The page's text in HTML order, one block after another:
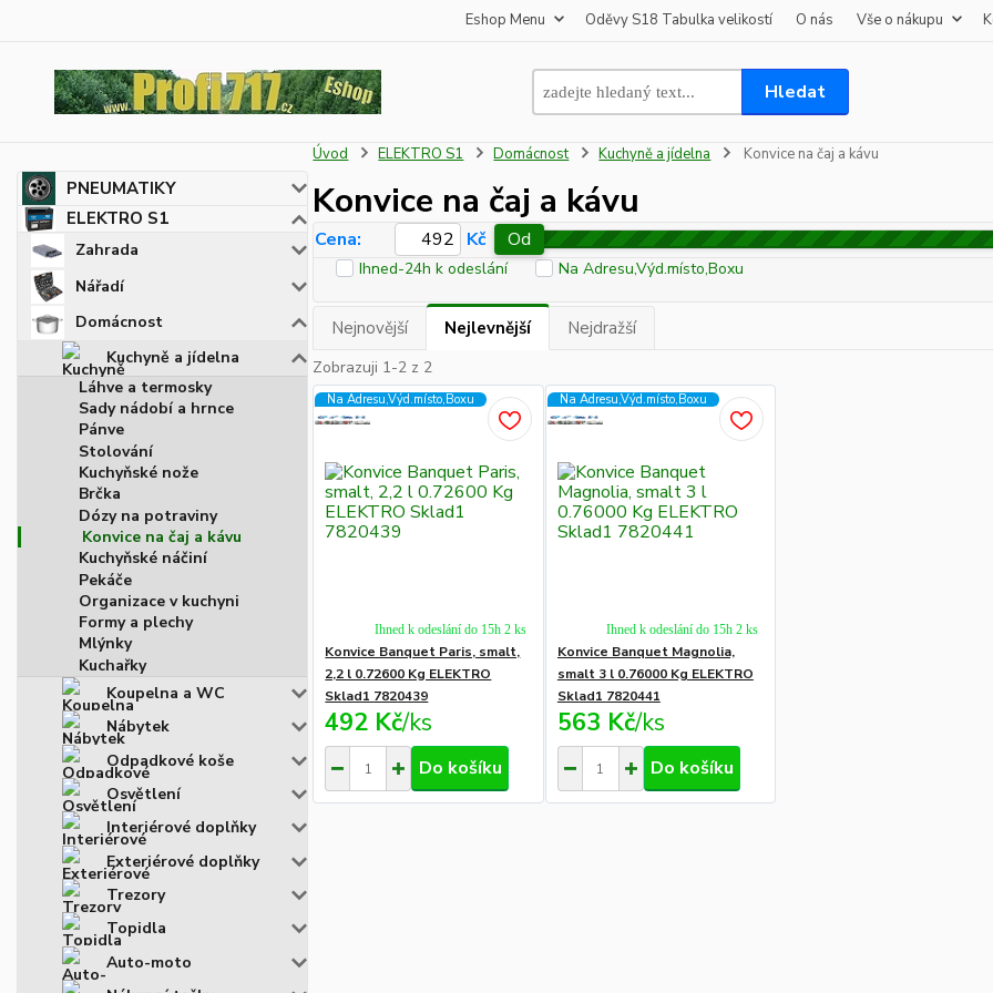
Eshop Menu Oděvy S18 Tabulka velikostí O nás Vše o nákupu
Hledat
PNEUMATIKY
ELEKTRO S1
Zahrada
Nářadí
Domácnost
Kuchyně a jídelna
Láhve a termosky
Sady nádobí a hrnce
Pánve
Stolování
Kuchyňské nože
Brčka
Dózy na potraviny
Konvice na čaj a kávu
Kuchyňské náčiní
Pekáče
Organizace v kuchyni
Formy a plechy
Mlýnky
Kuchařky
Koupelna a WC
Nábytek
Odpadkové koše
Osvětlení
Interiérové doplňky
Exteriérové doplňky
Trezory
Topidla
Auto-moto
Úvod ELEKTRO S1 Domácnost Kuchyně a jídelna Konvice na čaj a kávu
Konvice na čaj a kávu
Cena: Kč Od
Ihned-24h k odeslání Na Adresu,Výd.místo,Boxu
Nejnovější Nejlevnější Nejdražší
Zobrazuji 1-2 z 2
Na Adresu,Výd.místo,Boxu
Konvice Banquet Paris, smalt,
2,2 l 0.72600 Kg ELEKTRO
Sklad1 7820439
492 Kč/ks
Ihned k odeslání do 15h 2 ks
Do košíku
Na Adresu,Výd.místo,Boxu
Konvice Banquet Magnolia,
smalt 3 l 0.76000 Kg ELEKTRO
Sklad1 7820441
563 Kč/ks
Ihned k odeslání do 15h 2 ks
Do košíku